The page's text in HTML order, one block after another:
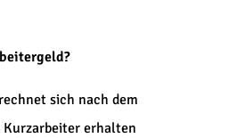
sich nach dem
erhalten